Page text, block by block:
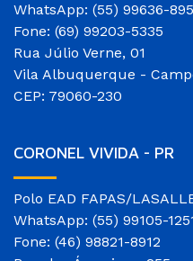
WhatsApp: (55) 99636-
Fone: (69) 99203-5335
Rua Júlio Verne, 01
Vila Albuquerque -
CEP: 79060-230
CORONEL VIVIDA - PR
Polo EAD FAPAS/
WhatsApp: (55) 99105-
Fone: (46) 98821-8912